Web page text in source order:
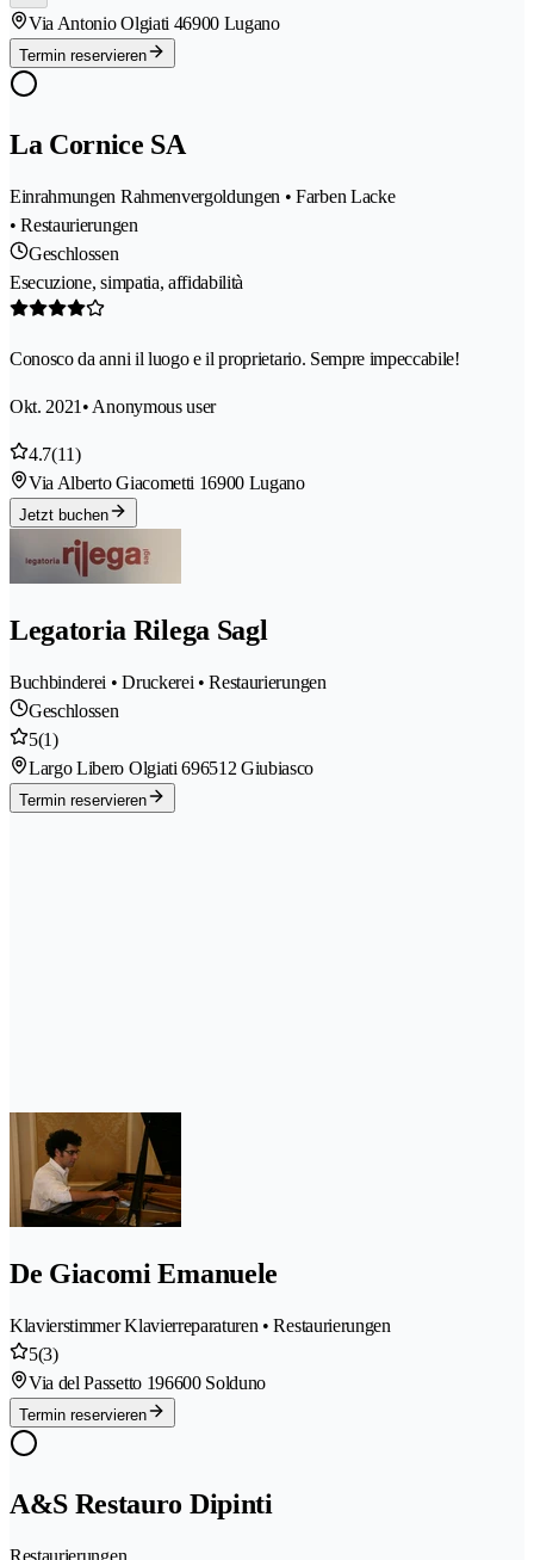
Via Antonio Olgiati 46900 Lugano
Termin reservieren
La Cornice SA
Einrahmungen Rahmenvergoldungen • Farben Lacke
• Restaurierungen
Geschlossen
Esecuzione, simpatia, affidabilità
Conosco da anni il luogo e il proprietario. Sempre impeccabile!
Okt. 2021 • Anonymous user
4.7(11)
Via Alberto Giacometti 16900 Lugano
Jetzt buchen
Legatoria Rilega Sagl
Buchbinderei • Druckerei • Restaurierungen
Geschlossen
5(1)
Largo Libero Olgiati 696512 Giubiasco
Termin reservieren
De Giacomi Emanuele
Klavierstimmer Klavierreparaturen • Restaurierungen
5(3)
Via del Passetto 196600 Solduno
Termin reservieren
A&S Restauro Dipinti
Restaurierungen